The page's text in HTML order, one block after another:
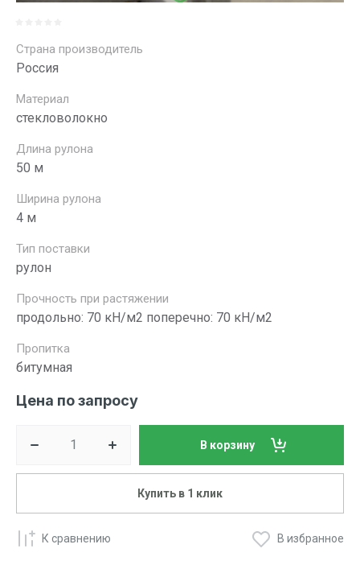
Страна производитель
Россия
Материал
стекловолокно
Длина рулона
50 м
Ширина рулона
4 м
Тип поставки
рулон
Прочность при растяжении
продольно: 70 кН/м2 поперечно: 70 кН/м2
Пропитка
битумная
Цена по запросу
В корзину
Купить в 1 клик
К сравнению В избранное